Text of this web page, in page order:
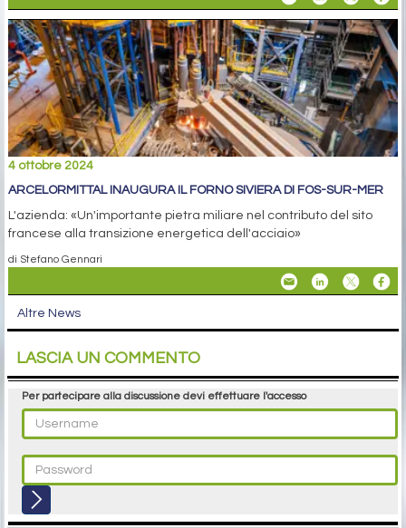
4 ottobre 2024
ARCELORMITTAL INAUGURA IL FORNO SIVIERA DI FOS-SUR-MER
L'azienda: «Un'importante pietra miliare nel contributo del sito
francese alla transizione energetica dell'acciaio»
di Stefano Gennari
Altre News
LASCIA UN COMMENTO
Per partecipare alla discussione devi effettuare l'accesso